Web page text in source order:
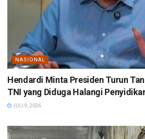
NASIONAL
Hendardi Minta Presiden Turun
TNI yang Diduga Halangi
JULI 9, 2026